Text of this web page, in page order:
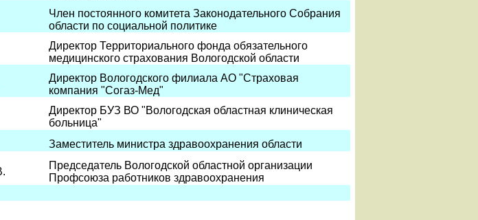
Член постоянного комитета Законодательного Собрания
области по социальной политике
Директор Территориального фонда обязательного
медицинского страхования Вологодской области
Директор Вологодского филиала АО "Страховая
компания "Согаз-Мед"
Директор БУЗ ВО "Вологодская областная клиническая
больница"
Заместитель министра здравоохранения области
Председатель Вологодской областной организации
Профсоюза работников здравоохранения